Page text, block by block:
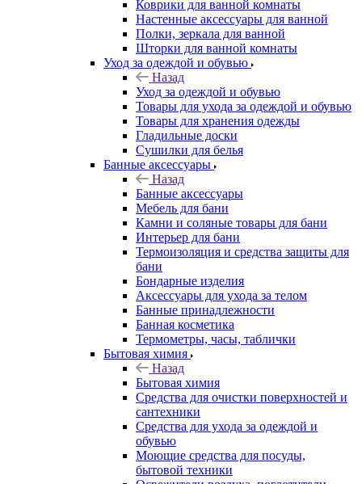
Коврики для ванной комнаты
Настенные аксессуары для ванной
Полки, зеркала для ванной
Шторки для ванной комнаты
Уход за одеждой и обувью
Назад
Уход за одеждой и обувью
Товары для ухода за одеждой и обувью
Товары для хранения одежды
Гладильные доски
Сушилки для белья
Банные аксессуары
Назад
Банные аксессуары
Мебель для бани
Камни и соляные товары для бани
Интерьер для бани
Термоизоляция и средства защиты для
бани
Бондарные изделия
Аксеcсуары для ухода за телом
Банные принадлежности
Банная косметика
Термометры, часы, таблички
Бытовая химия
Назад
Бытовая химия
Средства для очистки поверхностей и
сантехники
Средства для ухода за одеждой и
обувью
Моющие средства для посуды,
бытовой техники